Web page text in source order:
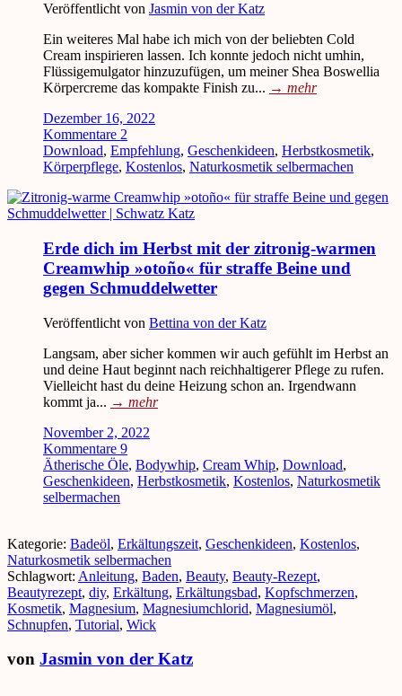
Veröffentlicht von Jasmin von der Katz
Ein weiteres Mal habe ich mich von der beliebten Cold
Cream inspirieren lassen. Ich konnte jedoch nicht umhin,
Flüssigemulgator hinzuzufügen, um meiner Shea Boswellia
Körpercreme das kompakte Finish zu... → mehr
Dezember 16, 2022
Kommentare 2
Download, Empfehlung, Geschenkideen, Herbstkosmetik,
Körperpflege, Kostenlos, Naturkosmetik selbermachen
Erde dich im Herbst mit der zitronig-warmen
Creamwhip »otoño« für straffe Beine und
gegen Schmuddelwetter
Veröffentlicht von Bettina von der Katz
Langsam, aber sicher kommen wir auch gefühlt im Herbst an
und deine Haut beginnt nach reichhaltigerer Pflege zu rufen.
Vielleicht hast du deine Heizung schon an. Irgendwann
kommt ja... → mehr
November 2, 2022
Kommentare 9
Ätherische Öle, Bodywhip, Cream Whip, Download,
Geschenkideen, Herbstkosmetik, Kostenlos, Naturkosmetik
selbermachen
Kategorie: Badeöl, Erkältungszeit, Geschenkideen, Kostenlos,
Naturkosmetik selbermachen
Schlagwort: Anleitung, Baden, Beauty, Beauty-Rezept,
Beautyrezept, diy, Erkältung, Erkältungsbad, Kopfschmerzen,
Kosmetik, Magnesium, Magnesiumchlorid, Magnesiumöl,
Schnupfen, Tutorial, Wick
von Jasmin von der Katz